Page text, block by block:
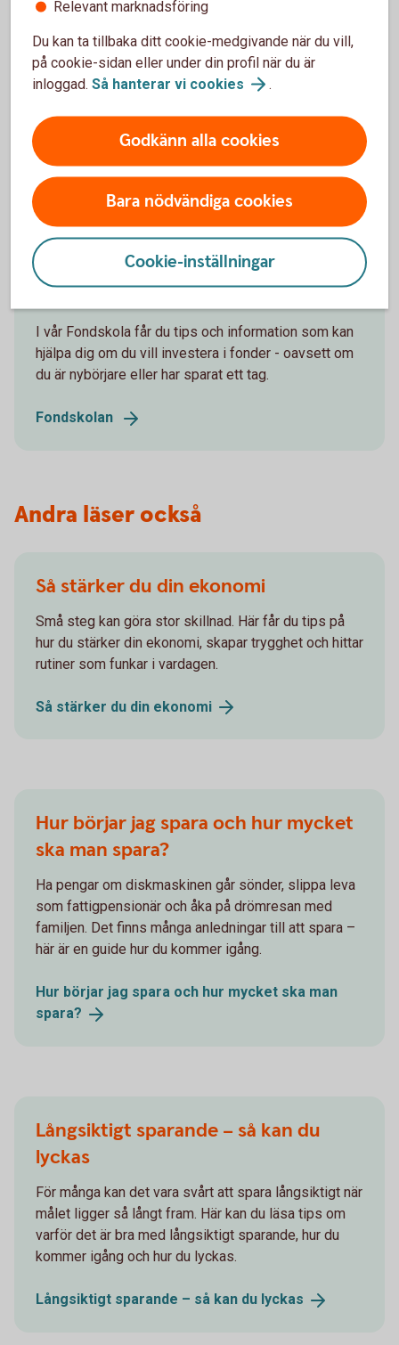
Följ börsens utveckling
Följ utvecklingen på börsen i detalj på
Fondskolan - för dig som vill
lära dig om fonder
I vår Fondskola får du tips och information som kan
hjälpa dig om du vill investera i fonder - oavsett om
du är nybörjare eller har sparat ett tag.
Fondskolan
Andra läser också
Så stärker du din ekonomi
Små steg kan göra stor skillnad. Här får du tips på
hur du stärker din ekonomi, skapar trygghet och hittar
rutiner som funkar i vardagen.
Så stärker du din ekonomi
Hur börjar jag spara och hur mycket
ska man spara?
Ha pengar om diskmaskinen går sönder, slippa leva
som fattigpensionär och åka på drömresan med
familjen. Det finns många anledningar till att spara –
här är en guide hur du kommer igång.
Hur börjar jag spara och hur mycket ska man
spara?
Långsiktigt sparande – så kan du
lyckas
För många kan det vara svårt att spara långsiktigt när
målet ligger så långt fram. Här kan du läsa tips om
varför det är bra med långsiktigt sparande, hur du
kommer igång och hur du lyckas.
Långsiktigt sparande – så kan du lyckas
Relevant marknadsföring
Du kan ta tillbaka ditt cookie-medgivande när du vill,
på cookie-sidan eller under din profil när du är
inloggad. Så hanterar vi cookies .
Godkänn alla cookies
Bara nödvändiga cookies
Cookie-inställningar